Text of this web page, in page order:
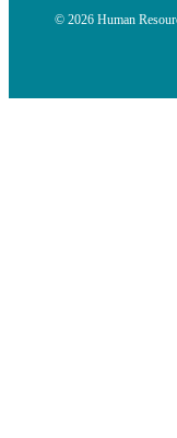
© 2026 Human